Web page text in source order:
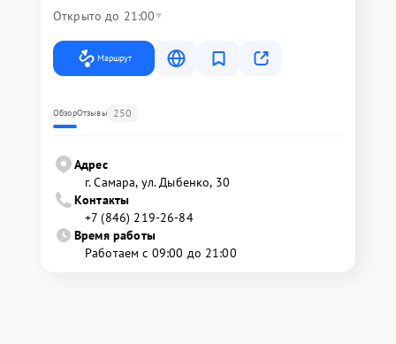
Открыто до 21:00
Маршрут
ОбзорОтзывы 250
Адрес
г. Самара, ул. Дыбенко, 30
Контакты
+7 (846) 219-26-84
Время работы
Работаем с 09:00 до 21:00